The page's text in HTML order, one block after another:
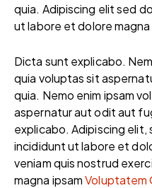
quia. Adipiscing elit sed
ut labore et dolore magna
Dicta sunt explicabo.
quia voluptas sit
quia. Nemo enim ipsam
aspernatur aut odit aut
explicabo. Adipiscing
incididunt ut labore et
veniam quis nostrud
magna ipsamVoluptatem